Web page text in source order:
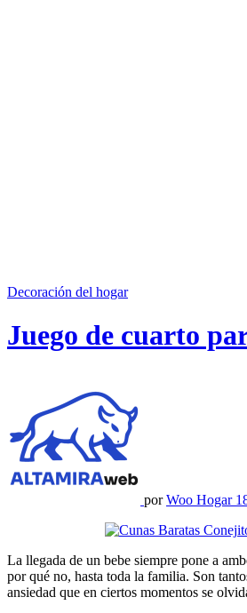
Decoración del hogar
Juego de cuarto
porWoo Hogar
La llegada de un bebe siempre pone a
por qué no, hasta toda la familia. Son
ansiedad que en ciertos momentos se